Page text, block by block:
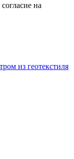
на
из геотекстиля